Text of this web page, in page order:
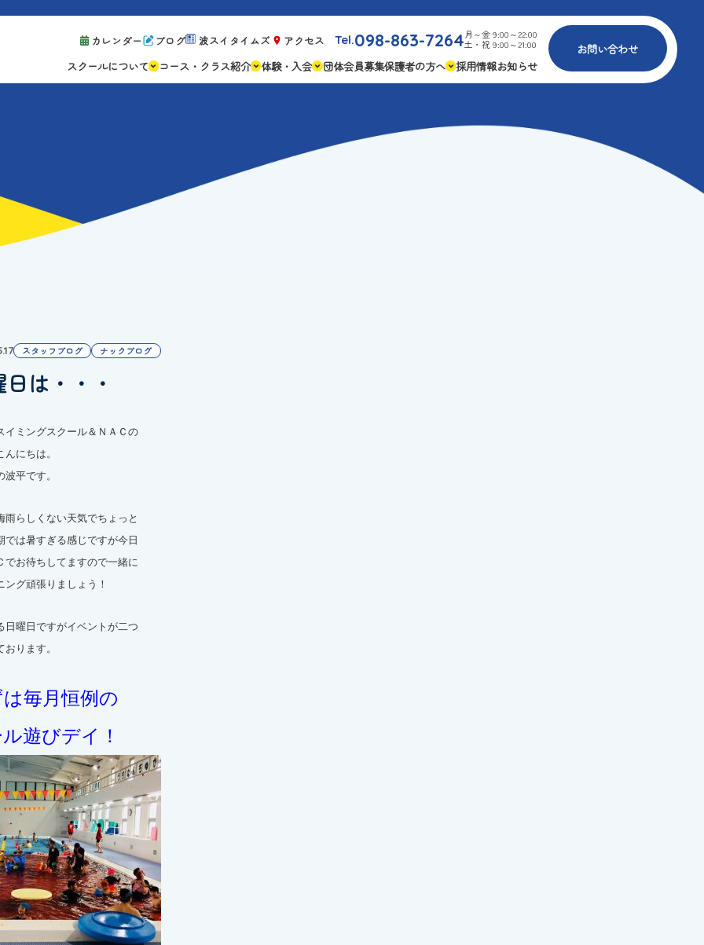
カレンダー ブログ 波スイタイムズ アクセス Tel.098-863-7264月～金 9:00～22:00
土・祝 9:00～21:00
お問い合わせ
スクールについて
コース・クラス紹介 体験・入会
キャンペーン情報
よくある質問
団体会員募集保護者の方へ
ゴールデンエイジ
採用情報お知らせ
スタッフブログ ナックブログ
は・・・
イミングスクール＆ＮＡＣの
んにちは。
波平です。
雨らしくない天気でちょっと
では暑すぎる感じですが今日
でお待ちしてますので一緒に
ング頑張りましょう！
日曜日ですがイベントが二つ
おります。
毎月恒例の
遊びデイ！